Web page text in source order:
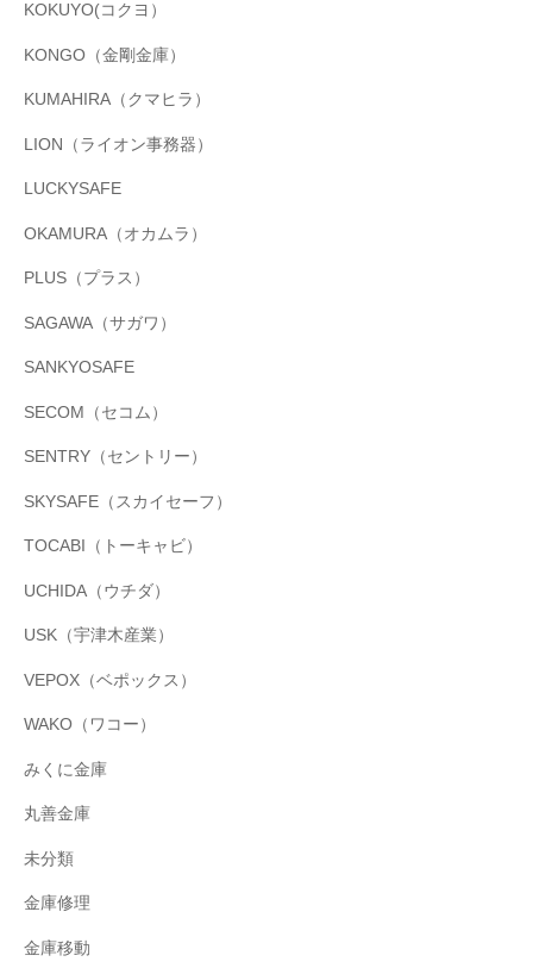
KOKUYO(コクヨ）
KONGO（金剛金庫）
KUMAHIRA（クマヒラ）
LION（ライオン事務器）
LUCKYSAFE
OKAMURA（オカムラ）
PLUS（プラス）
SAGAWA（サガワ）
SANKYOSAFE
SECOM（セコム）
SENTRY（セントリー）
SKYSAFE（スカイセーフ）
TOCABI（トーキャビ）
UCHIDA（ウチダ）
USK（宇津木産業）
VEPOX（ベポックス）
WAKO（ワコー）
みくに金庫
丸善金庫
未分類
金庫修理
金庫移動